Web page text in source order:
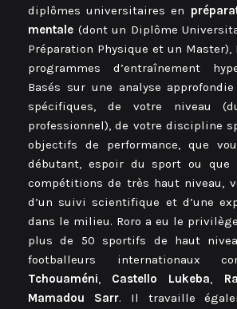
diplômes universitaires en
mentale (dont un Diplôme
Préparation Physique et un Master),
programmes d’entraînement
Basés sur une analyse
spécifiques, de votre niveau
professionnel), de votre discipline
objectifs de performance, que
débutant, espoir du sport ou que
compétitions de très haut niveau,
d’un suivi scientifique et d’une
dans le milieu. Roro a eu le
plus de 50 sportifs de haut
footballeurs internationaux
Tchouaméni, Castello Lukeba,
Mamadou Sarr. Il travaille